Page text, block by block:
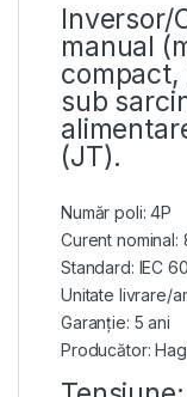
Inversor/
manual
compact,
sub
(JT).
Număr poli: 4P
Curent nominal:
Standard: IEC
Unitate livrare/
Garanție: 5 ani
Producător: